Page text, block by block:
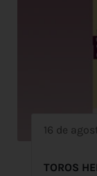
16 de
TOROS